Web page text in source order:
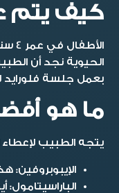
كيف يتم
الحيوية نجد أن
بعمل جلسة
ما هو
يتجه الطبيب
الإيبوبروفين:
الباراسيتامول: